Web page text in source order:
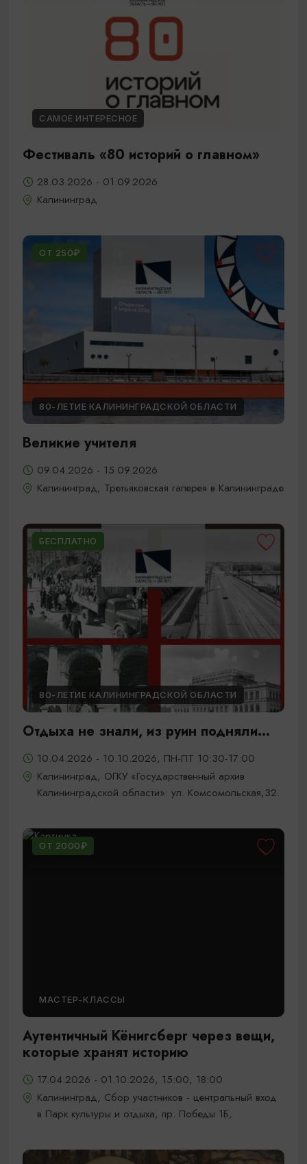
САМОЕ ИНТЕРЕСНОЕ
Фестиваль «80 историй о главном»
28.03.2026 - 01.09.2026
Калининград
ОТ 250₽
80-ЛЕТИЕ КАЛИНИНГРАДСКОЙ ОБЛАСТИ
Великие учителя
09.04.2026 - 15.09.2026
Калининград, Третьяковская галерея в Калининграде
БЕСПЛАТНО
80-ЛЕТИЕ КАЛИНИНГРАДСКОЙ ОБЛАСТИ
Отдыха не знали, из руин подняли...
10.04.2026 - 10.10.2026, ПН-ПТ 10:30-17:00
Калининград, ОГКУ «Государственный архив
Калининградской области»: ул. Комсомольская,32.
ОТ 2000₽
МАСТЕР-КЛАССЫ
Аутентичный Кёнигсберг через вещи,
которые хранят историю
17.04.2026 - 01.10.2026, 15:00, 18:00
Калининград, Сбор участников - центральный вход
в Парк культуры и отдыха, пр. Победы 1Б,